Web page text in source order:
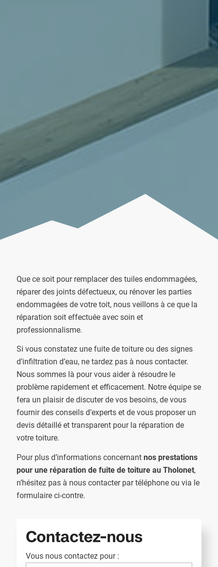
Que ce soit pour remplacer des tuiles endommagées,
réparer des joints défectueux, ou rénover les parties
endommagées de votre toit, nous veillons à ce que la
réparation soit effectuée avec soin et
professionnalisme.
Si vous constatez une fuite de toiture ou des signes
d’infiltration d’eau, ne tardez pas à nous contacter.
Nous sommes là pour vous aider à résoudre le
problème rapidement et efficacement. Notre équipe se
fera un plaisir de discuter de vos besoins, de vous
fournir des conseils d’experts et de vous proposer un
devis détaillé et transparent pour la réparation de
votre toiture.
Pour plus d’informations concernant nos prestations
pour une réparation de fuite de toiture au Tholonet,
n’hésitez pas à nous contacter par téléphone ou via le
formulaire ci-contre.
Contactez-nous
Vous nous contactez pour :